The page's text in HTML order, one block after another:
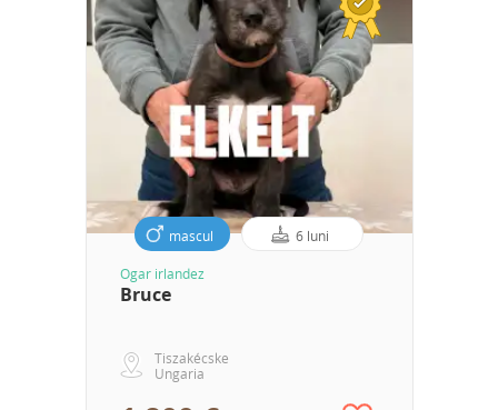
mascul 6 luni
Ogar irlandez
Bruce
Tiszakécske
Ungaria